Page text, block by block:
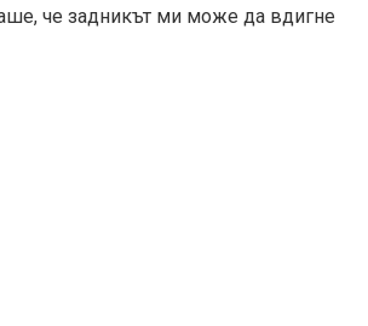
че задникът ми може да вдигне